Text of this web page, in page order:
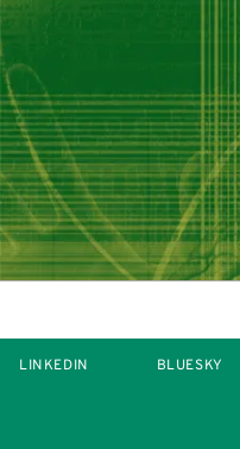
LINKEDIN BLUESKY